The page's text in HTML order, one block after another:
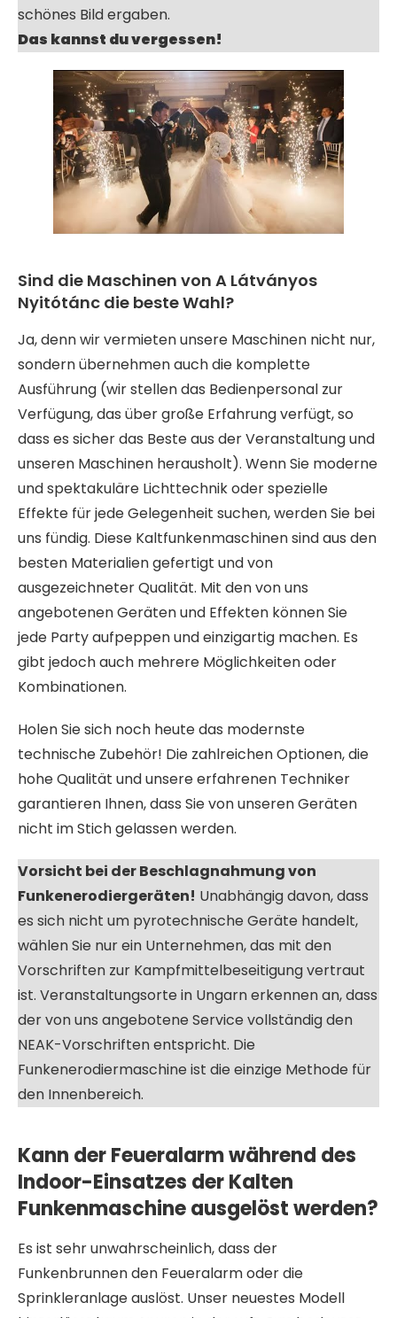
schönes Bild ergaben.
Das kannst du vergessen!
Sind die Maschinen von A Látványos
Nyitótánc die beste Wahl?
Ja, denn wir vermieten unsere Maschinen nicht nur,
sondern übernehmen auch die komplette
Ausführung (wir stellen das Bedienpersonal zur
Verfügung, das über große Erfahrung verfügt, so
dass es sicher das Beste aus der Veranstaltung und
unseren Maschinen herausholt). Wenn Sie moderne
und spektakuläre Lichttechnik oder spezielle
Effekte für jede Gelegenheit suchen, werden Sie bei
uns fündig. Diese Kaltfunkenmaschinen sind aus den
besten Materialien gefertigt und von
ausgezeichneter Qualität. Mit den von uns
angebotenen Geräten und Effekten können Sie
jede Party aufpeppen und einzigartig machen. Es
gibt jedoch auch mehrere Möglichkeiten oder
Kombinationen.
Holen Sie sich noch heute das modernste
technische Zubehör! Die zahlreichen Optionen, die
hohe Qualität und unsere erfahrenen Techniker
garantieren Ihnen, dass Sie von unseren Geräten
nicht im Stich gelassen werden.
Vorsicht bei der Beschlagnahmung von
Funkenerodiergeräten! Unabhängig davon, dass
es sich nicht um pyrotechnische Geräte handelt,
wählen Sie nur ein Unternehmen, das mit den
Vorschriften zur Kampfmittelbeseitigung vertraut
ist. Veranstaltungsorte in Ungarn erkennen an, dass
der von uns angebotene Service vollständig den
NEAK-Vorschriften entspricht. Die
Funkenerodiermaschine ist die einzige Methode für
den Innenbereich.
Kann der Feueralarm während des
Indoor-Einsatzes der Kalten
Funkenmaschine ausgelöst werden?
Es ist sehr unwahrscheinlich, dass der
Funkenbrunnen den Feueralarm oder die
Sprinkleranlage auslöst. Unser neuestes Modell